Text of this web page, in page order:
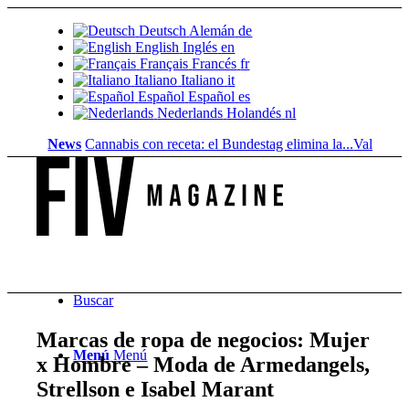
Deutsch Alemán de
English Inglés en
Français Francés fr
Italiano Italiano it
Español Español es
Nederlands Holandés nl
News Cannabis con receta: el Bundestag elimina la...Valor del
Buscar
Menú Menú
Marcas de ropa de negocios: Mujer
x Hombre – Moda de Armedangels,
Strellson e Isabel Marant